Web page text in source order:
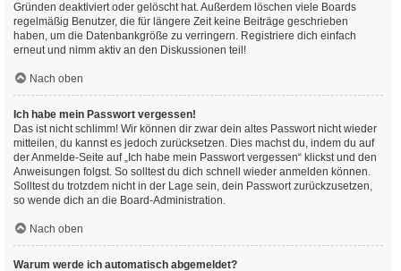
Gründen deaktiviert oder gelöscht hat. Außerdem löschen viele Boards
regelmäßig Benutzer, die für längere Zeit keine Beiträge geschrieben
haben, um die Datenbankgröße zu verringern. Registriere dich einfach
erneut und nimm aktiv an den Diskussionen teil!
Nach oben
Ich habe mein Passwort vergessen!
Das ist nicht schlimm! Wir können dir zwar dein altes Passwort nicht wieder
mitteilen, du kannst es jedoch zurücksetzen. Dies machst du, indem du auf
der Anmelde-Seite auf „Ich habe mein Passwort vergessen“ klickst und den
Anweisungen folgst. So solltest du dich schnell wieder anmelden können.
Solltest du trotzdem nicht in der Lage sein, dein Passwort zurückzusetzen,
so wende dich an die Board-Administration.
Nach oben
Warum werde ich automatisch abgemeldet?